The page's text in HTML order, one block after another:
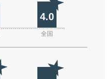
4.0
全国